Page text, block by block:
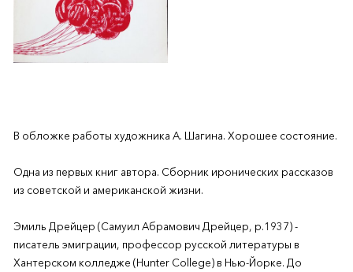
В обложке работы художника А. Шагина. Хорошее состояние.
Одна из первых книг автора. Сборник иронических рассказов
из советской и американской жизни.
Эмиль Дрейцер (Самуил Абрамович Дрейцер, р.1937) -
писатель эмиграции, профессор русской литературы в
Хантерском колледже (Hunter College) в Нью-Йорке. До